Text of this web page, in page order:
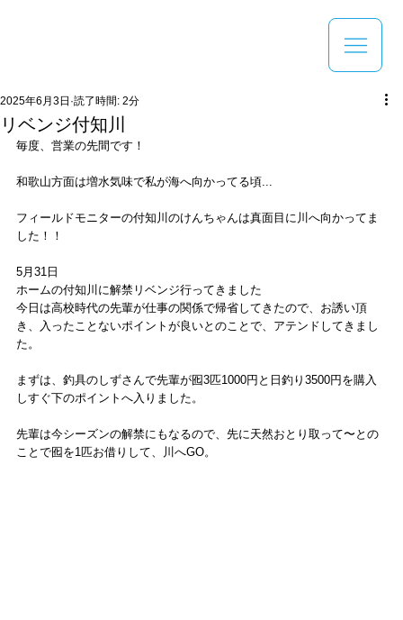
リベンジ付知川
2025年6月3日 読了時間: 2分
毎度、営業の先間です！
和歌山方面は増水気味で私が海へ向かってる頃...
フィールドモニターの付知川のけんちゃんは真面目に川へ向かってま
した！！
5月31日
ホームの付知川に解禁リベンジ行ってきました
今日は高校時代の先輩が仕事の関係で帰省してきたので、お誘い頂
き、入ったことないポイントが良いとのことで、アテンドしてきまし
た。
まずは、釣具のしずさんで先輩が囮3匹1000円と日釣り3500円を購入
しすぐ下のポイントへ入りました。
先輩は今シーズンの解禁にもなるので、先に天然おとり取って〜との
ことで囮を1匹お借りして、川へGO。